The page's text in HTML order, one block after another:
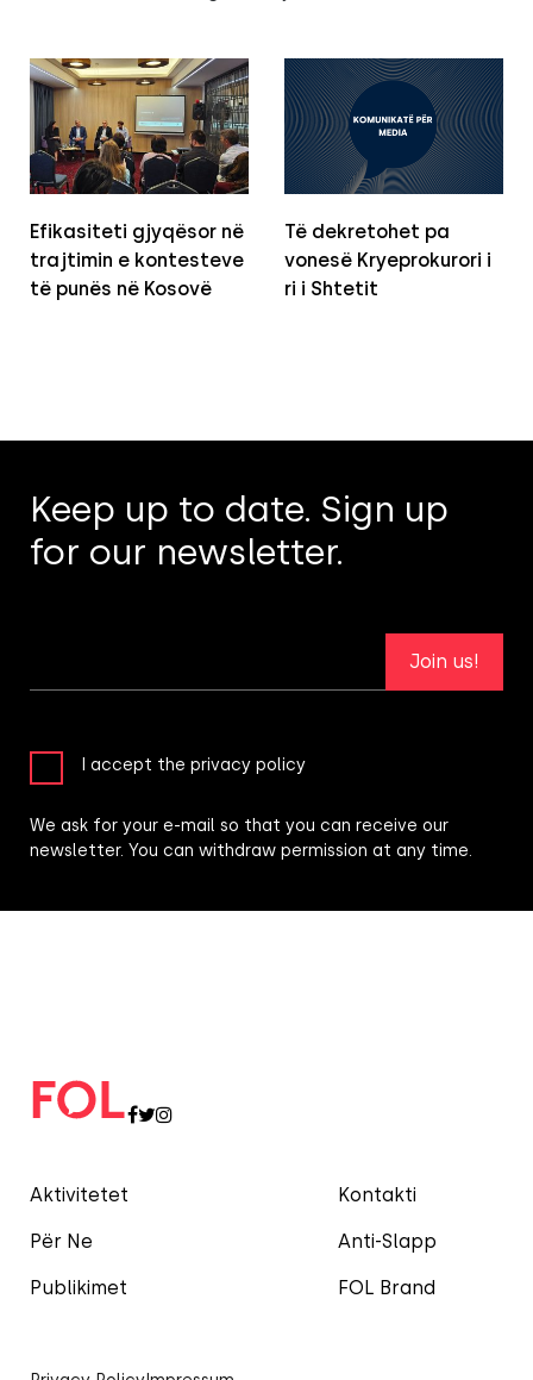
Efikasiteti gjyqësor në
trajtimin e kontesteve
të punës në Kosovë
Të dekretohet pa
vonesë Kryeprokurori i
ri i Shtetit
Aktivitetet
Për Ne
Publikimet
Kontakti
Anti-Slapp
FOL Brand
Keep up to date. Sign up
for our newsletter.
Join us!
I accept the privacy policy
We ask for your e-mail so that you can receive our
newsletter. You can withdraw permission at any time.